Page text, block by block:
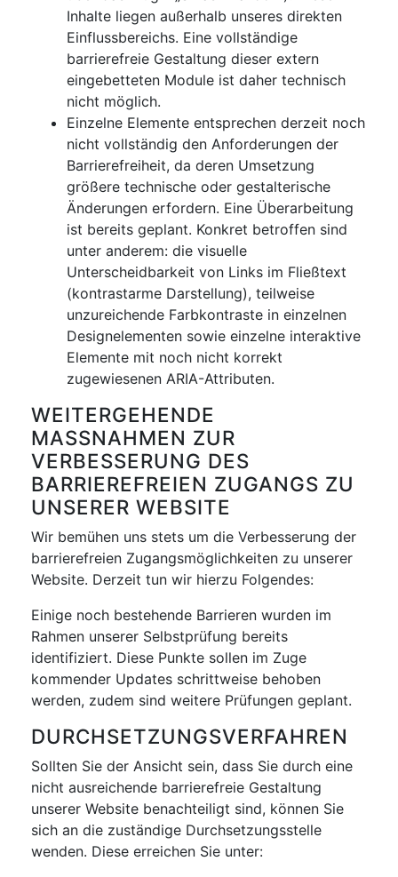
Inhalte liegen außerhalb unseres direkten
Einflussbereichs. Eine vollständige
barrierefreie Gestaltung dieser extern
eingebetteten Module ist daher technisch
nicht möglich.
Einzelne Elemente entsprechen derzeit noch
nicht vollständig den Anforderungen der
Barrierefreiheit, da deren Umsetzung
größere technische oder gestalterische
Änderungen erfordern. Eine Überarbeitung
ist bereits geplant. Konkret betroffen sind
unter anderem: die visuelle
Unterscheidbarkeit von Links im Fließtext
(kontrastarme Darstellung), teilweise
unzureichende Farbkontraste in einzelnen
Designelementen sowie einzelne interaktive
Elemente mit noch nicht korrekt
zugewiesenen ARIA-Attributen.
WEITERGEHENDE
MASSNAHMEN ZUR V
ERBESSERUNG DES B
ARRIEREFREIEN ZUGANGS ZU U
NSERER WEBSITE
Wir bemühen uns stets um die Verbesserung der
barrierefreien Zugangsmöglichkeiten zu unserer
Website. Derzeit tun wir hierzu Folgendes:
Einige noch bestehende Barrieren wurden im
Rahmen unserer Selbstprüfung bereits
identifiziert. Diese Punkte sollen im Zuge
kommender Updates schrittweise behoben
werden, zudem sind weitere Prüfungen geplant.
DURCHSETZUNGSVERFAHREN
Sollten Sie der Ansicht sein, dass Sie durch eine
nicht ausreichende barrierefreie Gestaltung
unserer Website benachteiligt sind, können Sie
sich an die zuständige Durchsetzungsstelle
wenden. Diese erreichen Sie unter: